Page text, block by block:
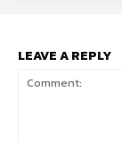
LEAVE A REPLY